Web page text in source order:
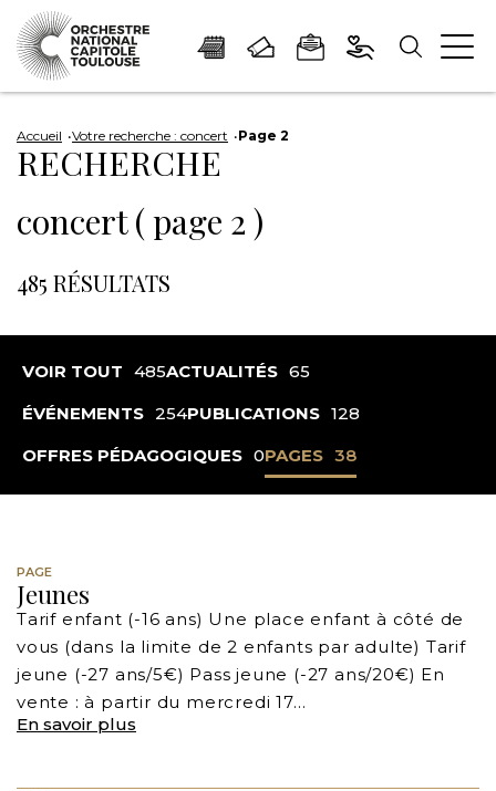
Panneau de gestion des cookies
au
contenu
à
la
à
Accueil Votre recherche : concert Page 2
RECHERCHE
concert ( page 2 )
485 RÉSULTATS
VOIR TOUT 485ACTUALITÉS 65
ÉVÉNEMENTS 254PUBLICATIONS 128
OFFRES PÉDAGOGIQUES 0PAGES 38
Jeunes
PAGE
Tarif enfant (-16 ans) Une place enfant à côté de
vous (dans la limite de 2 enfants par adulte) Tarif
jeune (-27 ans/5€) Pass jeune (-27 ans/20€) En
vente : à partir du mercredi 17…
En savoir plus